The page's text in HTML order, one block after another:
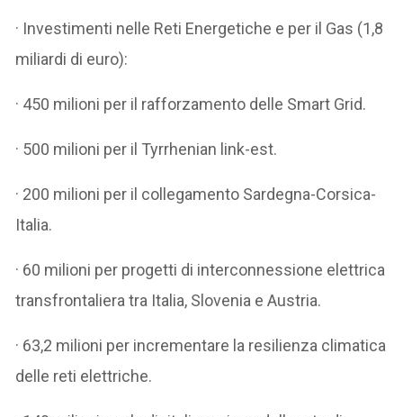
· Investimenti nelle Reti Energetiche e per il Gas (1,8
miliardi di euro):
· 450 milioni per il rafforzamento delle Smart Grid.
· 500 milioni per il Tyrrhenian link-est.
· 200 milioni per il collegamento Sardegna-Corsica-
Italia.
· 60 milioni per progetti di interconnessione elettrica
transfrontaliera tra Italia, Slovenia e Austria.
· 63,2 milioni per incrementare la resilienza climatica
delle reti elettriche.